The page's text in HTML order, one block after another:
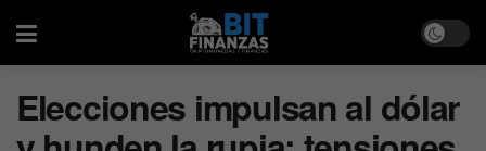
Elecciones impulsan al dólar